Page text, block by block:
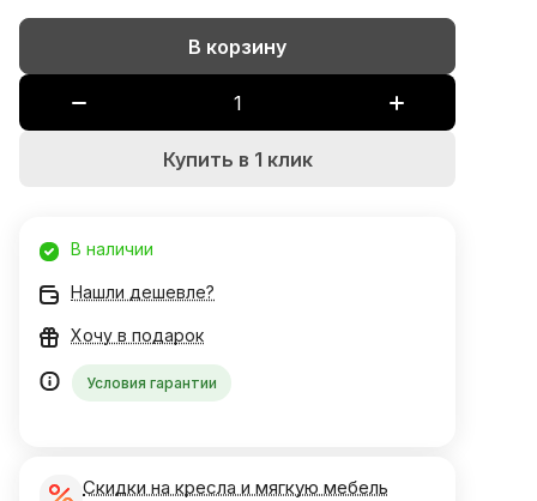
В корзину
Купить в 1 клик
В наличии
Нашли дешевле?
Хочу в подарок
Условия гарантии
Скидки на кресла и мягкую мебель